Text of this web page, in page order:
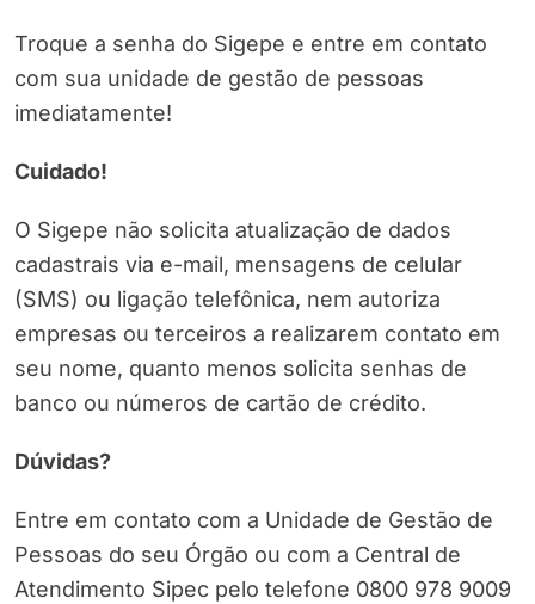
Troque a senha do Sigepe e entre em contato
com sua unidade de gestão de pessoas
imediatamente!
Cuidado!
O Sigepe não solicita atualização de dados
cadastrais via e-mail, mensagens de celular
(SMS) ou ligação telefônica, nem autoriza
empresas ou terceiros a realizarem contato em
seu nome, quanto menos solicita senhas de
banco ou números de cartão de crédito.
Dúvidas?
Entre em contato com a Unidade de Gestão de
Pessoas do seu Órgão ou com a Central de
Atendimento Sipec pelo telefone 0800 978 9009